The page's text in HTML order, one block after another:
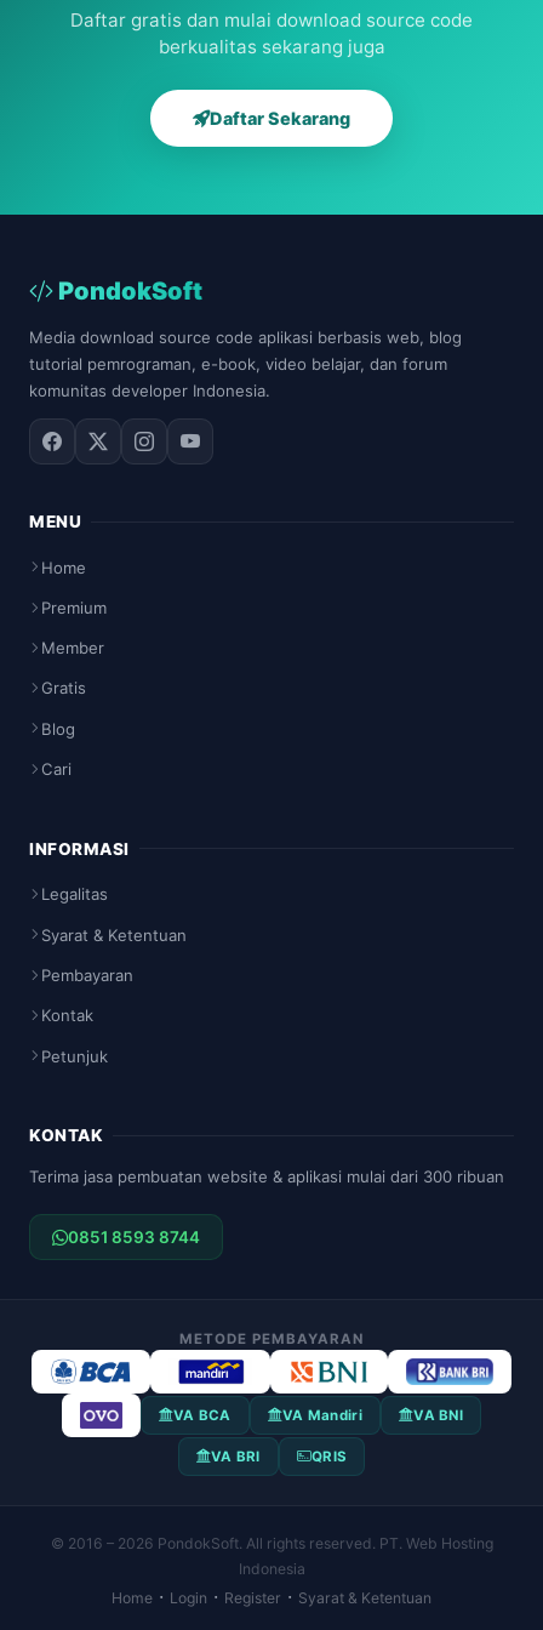
Daftar gratis dan mulai download source code
berkualitas sekarang juga
Daftar Sekarang
PondokSoft
Media download source code aplikasi berbasis web, blog
tutorial pemrograman, e-book, video belajar, dan forum
komunitas developer Indonesia.
MENU
Home
Premium
Member
Gratis
Blog
Cari
INFORMASI
Legalitas
Syarat & Ketentuan
Pembayaran
Kontak
Petunjuk
KONTAK
Terima jasa pembuatan website & aplikasi mulai dari 300 ribuan
0851 8593 8744
METODE PEMBAYARAN
VA BCA VA Mandiri VA BNI
VA BRI QRIS
© 2016 – 2026 PondokSoft. All rights reserved. PT. Web Hosting
Indonesia
Home · Login · Register · Syarat & Ketentuan